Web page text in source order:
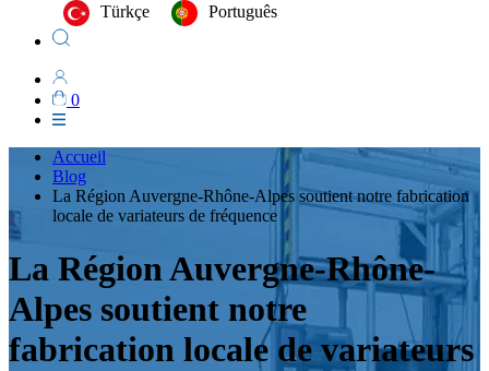
Türkçe
Português
0
Accueil
Blog
La Région Auvergne-Rhône-Alpes soutient notre fabrication
locale de variateurs de fréquence
La Région Auvergne-Rhône-
Alpes soutient notre
fabrication locale de variateurs